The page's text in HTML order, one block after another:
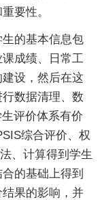
要性。
的基本信息包
成绩、日常工
设，然后在这
数据清理、数
评价体系有价
综合评价、权
、计算得到学生
的基础上得到
果的影响，并